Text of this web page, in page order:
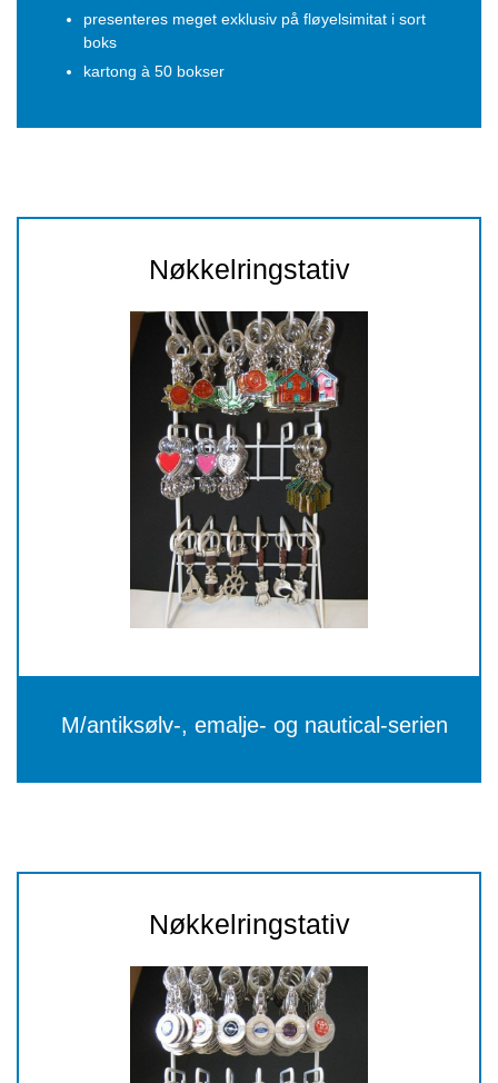
presenteres meget exklusiv på fløyelsimitat i sort
boks
kartong à 50 bokser
Nøkkelringstativ
M/antiksølv-, emalje- og nautical-serien
Nøkkelringstativ